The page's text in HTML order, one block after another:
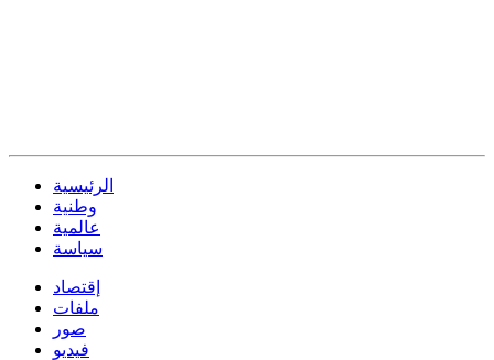
الرئيسية
وطنية
عالمية
سياسة
إقتصاد
ملفات
صور
فيديو